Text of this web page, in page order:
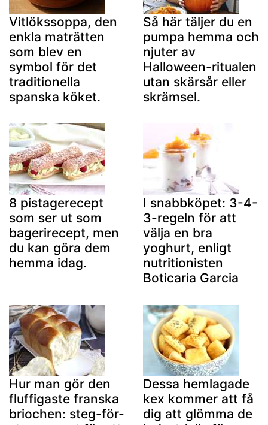
Vitlökssoppa, den
enkla maträtten
som blev en
symbol för det
traditionella
spanska köket.
Så här täljer du en
pumpa hemma och
njuter av
Halloween-ritualen
utan skärsår eller
skrämsel.
8 pistagerecept
som ser ut som
bagerirecept, men
du kan göra dem
hemma idag.
I snabbköpet: 3-4-
3-regeln för att
välja en bra
yoghurt, enligt
nutritionisten
Boticaria Garcia
Hur man gör den
fluffigaste franska
briochen: steg-för-
Dessa hemlagade
kex kommer att få
dig att glömma de